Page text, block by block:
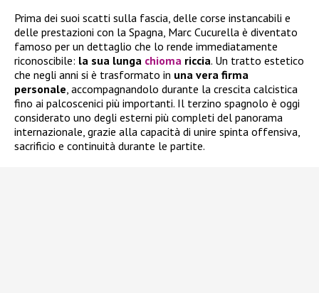
Prima dei suoi scatti sulla fascia, delle corse instancabili e
delle prestazioni con la Spagna, Marc Cucurella è diventato
famoso per un dettaglio che lo rende immediatamente
riconoscibile: la sua lunga chioma riccia. Un tratto estetico
che negli anni si è trasformato in una vera firma
personale , accompagnandolo durante la crescita calcistica
fino ai palcoscenici più importanti. Il terzino spagnolo è oggi
considerato uno degli esterni più completi del panorama
internazionale, grazie alla capacità di unire spinta offensiva,
sacrificio e continuità durante le partite.